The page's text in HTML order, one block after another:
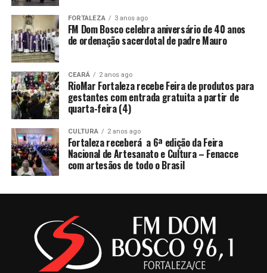
FORTALEZA 3 anos ago
FM Dom Bosco celebra aniversário de 40 anos
de ordenação sacerdotal de padre Mauro
CEARÁ 2 anos ago
RioMar Fortaleza recebe Feira de produtos para
gestantes com entrada gratuita a partir de
quarta-feira (4)
CULTURA 2 anos ago
Fortaleza receberá a 6ª edição da Feira
Nacional de Artesanato e Cultura – Fenacce
com artesãos de todo o Brasil